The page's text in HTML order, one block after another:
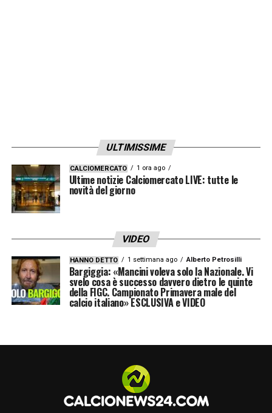
Vasquez, Gollini, Esmoris, Ferguson,
Tsimikas, Hermoso, Bailey, Baldanzi, Pisilli,
Sangare, Bah, Mirra, Ghilardi, El Shaarawy.
ULTIMISSIME
CALCIOMERCATO 1 ora ago
Ultime notizie Calciomercato LIVE: tutte le
novità del giorno
VIDEO
HANNO DETTO 1 settimana ago Alberto Petrosilli
Bargiggia: «Mancini voleva solo la Nazionale. Vi
svelo cosa è successo davvero dietro le quinte
della FIGC. Campionato Primavera male del
calcio italiano» ESCLUSIVA e VIDEO